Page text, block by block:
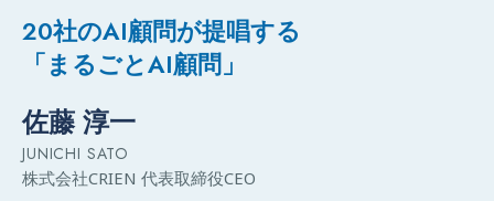
20社のAI顧問が提唱する
「まるごとAI顧問」
佐藤 淳一
JUNICHI SATO
株式会社CRIEN 代表取締役CEO